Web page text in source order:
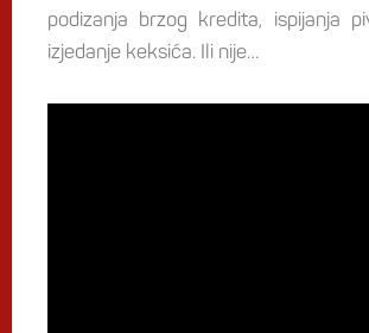
podizanja brzog kredita, ispijanja
izjedanje keksića. Ili nije…